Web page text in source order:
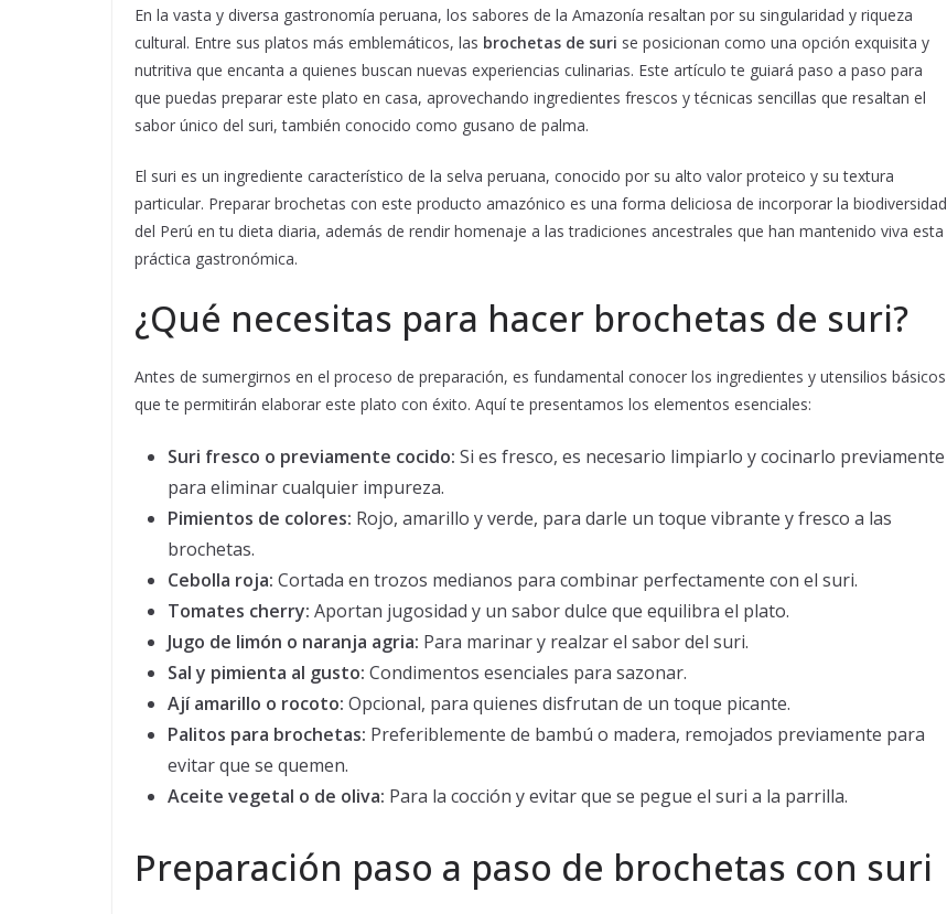
En la vasta y diversa gastronomía peruana, los sabores de la Amazonía resaltan por su singularidad y riqueza
cultural. Entre sus platos más emblemáticos, las brochetas de suri se posicionan como una opción exquisita y
nutritiva que encanta a quienes buscan nuevas experiencias culinarias. Este artículo te guiará paso a paso para
que puedas preparar este plato en casa, aprovechando ingredientes frescos y técnicas sencillas que resaltan el
sabor único del suri, también conocido como gusano de palma.
El suri es un ingrediente característico de la selva peruana, conocido por su alto valor proteico y su textura
particular. Preparar brochetas con este producto amazónico es una forma deliciosa de incorporar la biodiversidad
del Perú en tu dieta diaria, además de rendir homenaje a las tradiciones ancestrales que han mantenido viva esta
práctica gastronómica.
¿Qué necesitas para hacer brochetas de suri?
Antes de sumergirnos en el proceso de preparación, es fundamental conocer los ingredientes y utensilios básicos
que te permitirán elaborar este plato con éxito. Aquí te presentamos los elementos esenciales:
Suri fresco o previamente cocido: Si es fresco, es necesario limpiarlo y cocinarlo previamente
para eliminar cualquier impureza.
Pimientos de colores: Rojo, amarillo y verde, para darle un toque vibrante y fresco a las
brochetas.
Cebolla roja: Cortada en trozos medianos para combinar perfectamente con el suri.
Tomates cherry: Aportan jugosidad y un sabor dulce que equilibra el plato.
Jugo de limón o naranja agria: Para marinar y realzar el sabor del suri.
Sal y pimienta al gusto: Condimentos esenciales para sazonar.
Ají amarillo o rocoto: Opcional, para quienes disfrutan de un toque picante.
Palitos para brochetas: Preferiblemente de bambú o madera, remojados previamente para
evitar que se quemen.
Aceite vegetal o de oliva: Para la cocción y evitar que se pegue el suri a la parrilla.
Preparación paso a paso de brochetas con suri